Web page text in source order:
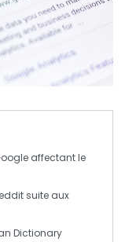
affectant le
suite aux
Dictionary